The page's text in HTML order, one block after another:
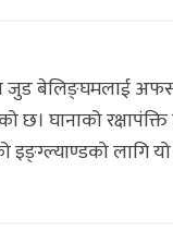
जुड बेलिङ्घमलाई
छ। घानाको
इङ्ग्ल्याण्डको लागि